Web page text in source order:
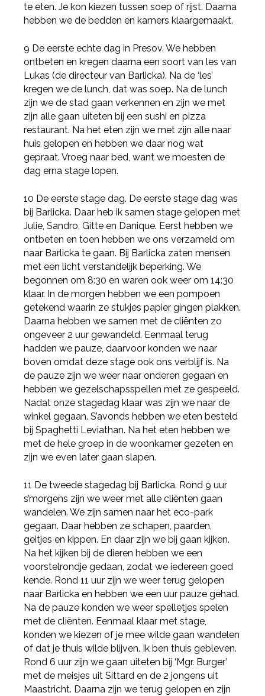
te eten. Je kon kiezen tussen soep of rijst. Daarna
hebben we de bedden en kamers klaargemaakt.
9 De eerste echte dag in Presov. We hebben
ontbeten en kregen daarna een soort van les van
Lukas (de directeur van Barlicka). Na de ‘les’
kregen we de lunch, dat was soep. Na de lunch
zijn we de stad gaan verkennen en zijn we met
zijn alle gaan uiteten bij een sushi en pizza
restaurant. Na het eten zijn we met zijn alle naar
huis gelopen en hebben we daar nog wat
gepraat. Vroeg naar bed, want we moesten de
dag erna stage lopen.
10 De eerste stage dag. De eerste stage dag was
bij Barlicka. Daar heb ik samen stage gelopen met
Julie, Sandro, Gitte en Danique. Eerst hebben we
ontbeten en toen hebben we ons verzameld om
naar Barlicka te gaan. Bij Barlicka zaten mensen
met een licht verstandelijk beperking. We
begonnen om 8:30 en waren ook weer om 14:30
klaar. In de morgen hebben we een pompoen
getekend waarin ze stukjes papier gingen plakken.
Daarna hebben we samen met de cliënten zo
ongeveer 2 uur gewandeld. Eenmaal terug
hadden we pauze, daarvoor konden we naar
boven omdat deze stage ook ons verblijf is. Na
de pauze zijn we weer naar onderen gegaan en
hebben we gezelschapsspellen met ze gespeeld.
Nadat onze stagedag klaar was zijn we naar de
winkel gegaan. S’avonds hebben we eten besteld
bij Spaghetti Leviathan. Na het eten hebben we
met de hele groep in de woonkamer gezeten en
zijn we even later gaan slapen.
11 De tweede stagedag bij Barlicka. Rond 9 uur
s’morgens zijn we weer met alle cliënten gaan
wandelen. We zijn samen naar het eco-park
gegaan. Daar hebben ze schapen, paarden,
geitjes en kippen. En daar zijn we bij gaan kijken.
Na het kijken bij de dieren hebben we een
voorstelrondje gedaan, zodat we iedereen goed
kende. Rond 11 uur zijn we weer terug gelopen
naar Barlicka en hebben we een uur pauze gehad.
Na de pauze konden we weer spelletjes spelen
met de cliënten. Eenmaal klaar met stage,
konden we kiezen of je mee wilde gaan wandelen
of dat je thuis wilde blijven. Ik ben thuis gebleven.
Rond 6 uur zijn we gaan uiteten bij ‘Mgr. Burger’
met de meisjes uit Sittard en de 2 jongens uit
Maastricht. Daarna zijn we terug gelopen en zijn